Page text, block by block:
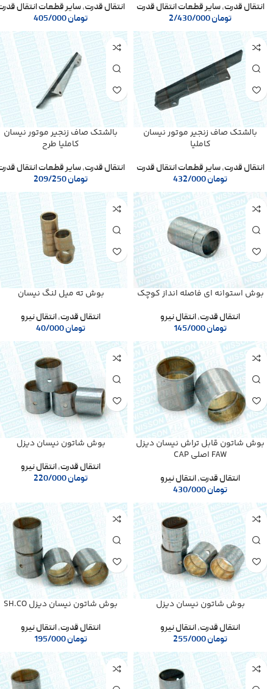
انتقال قدرت,سایر قطعات انتقال قدرت
تومان
انتقال قدرت,سایر قطعات انتقال
تومان
بالشتک صاف زنجیر موتور نیسان
کاملیا
انتقال قدرت,سایر قطعات انتقال قدرت
تومان
بالشتک صاف زنجیر موتور نیسان
کاملیا طرح
انتقال قدرت,سایر قطعات انتقال
تومان
بوش استوانه ای فاصله انداز کوچک
انتقال قدرت,انتقال نیرو
تومان
بوش ته میل لنگ نیسان
انتقال قدرت,انتقال نیرو
تومان
بوش شاتون قابل تراش نیسان دیزل
FAW اصلی CAP
انتقال قدرت,انتقال نیرو
تومان
بوش شاتون نیسان دیزل
انتقال قدرت,انتقال نیرو
تومان
بوش شاتون نیسان دیزل
انتقال قدرت,انتقال نیرو
تومان
بوش شاتون نیسان دیزل SH.CO
انتقال قدرت,انتقال نیرو
تومان